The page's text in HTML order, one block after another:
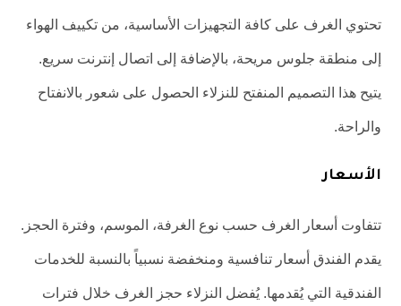
تحتوي الغرف على كافة التجهيزات الأساسية، من تكييف الهواء
إلى منطقة جلوس مريحة، بالإضافة إلى اتصال إنترنت سريع.
يتيح هذا التصميم المنفتح للنزلاء الحصول على شعور بالانفتاح
والراحة.
الأسعار
تتفاوت أسعار الغرف حسب نوع الغرفة، الموسم، وفترة الحجز.
يقدم الفندق أسعار تنافسية ومنخفضة نسبياً بالنسبة للخدمات
الفندقية التي يُقدمها. يُفضل النزلاء حجز الغرف خلال فترات